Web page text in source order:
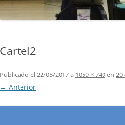
Cartel2
Publicado el 22/05/2017a 1059 × 749en 20
← Anterior